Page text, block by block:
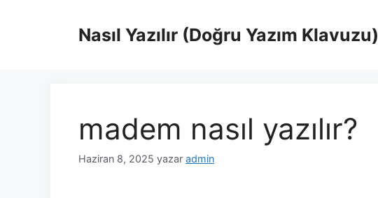
Nasıl Yazılır (Doğru Yazım Klavuzu)
madem nasıl yazılır?
Haziran 8, 2025 yazar admin